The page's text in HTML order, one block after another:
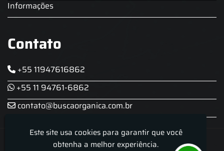
Informações
Contato
+55 11947616862
+55 11 94761-6862
contato@buscaorganica.com.br
Roda do Chopp - Aluguel De Chopeira
Este site usa cookies para garantir que você
obtenha a melhor experiência.